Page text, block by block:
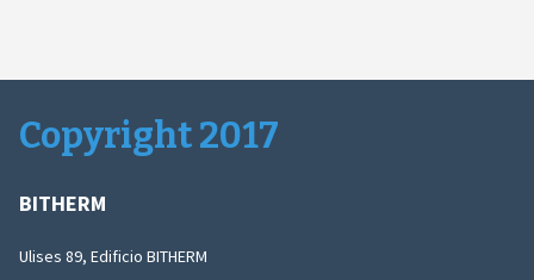
Copyright 2017
BITHERM
Ulises 89, Edificio BITHERM